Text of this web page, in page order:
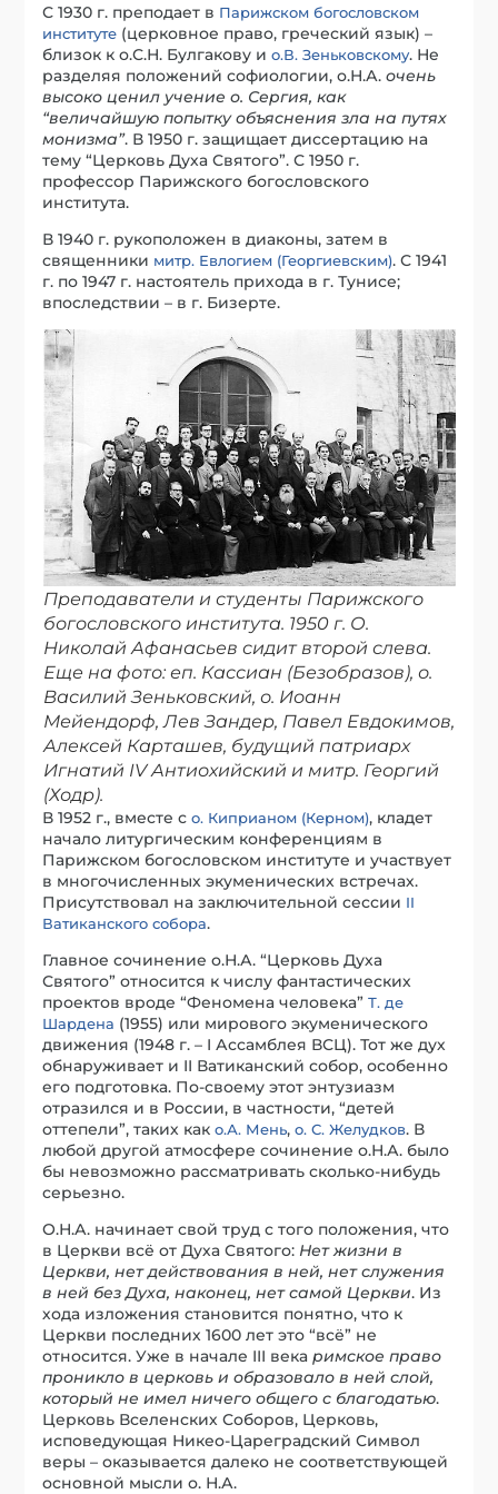
С 1930 г. преподает в Парижском богословском
институте (церковное право, греческий язык) –
близок к о.С.Н. Булгакову ио.В. Зеньковскому. Не
разделяя положений софиологии, о.Н.А.очень
высоко ценил учение о. Сергия, как
“величайшую попытку объяснения зла на путях
монизма”. В 1950 г. защищает диссертацию на
тему “Церковь Духа Святого”. С 1950 г.
профессор Парижского богословского
института.
В 1940 г. рукоположен в диаконы, затем в
священники митр. Евлогием (Георгиевским). С 1941
г. по 1947 г. настоятель прихода в г. Тунисе;
впоследствии – в г. Бизерте.
Преподаватели и студенты Парижского
богословского института. 1950 г. О.
Николай Афанасьев сидит второй слева.
Еще на фото: еп. Кассиан (Безобразов), о.
Василий Зеньковский, о. Иоанн
Мейендорф, Лев Зандер, Павел Евдокимов,
Алексей Карташев, будущий патриарх
Игнатий IV Антиохийский и митр. Георгий
(Ходр).
В 1952 г., вместе со. Киприаном (Керном), кладет
начало литургическим конференциям в
Парижском богословском институте и участвует
в многочисленных экуменических встречах.
Присутствовал на заключительной сессии II
Ватиканского собора.
Главное сочинение о.Н.А. “Церковь Духа
Святого” относится к числу фантастических
проектов вроде “Феномена человека”Т. де
Шардена (1955) или мирового экуменического
движения (1948 г. – I Ассамблея ВСЦ). Тот же дух
обнаруживает и II Ватиканский собор, особенно
его подготовка. По-своему этот энтузиазм
отразился и в России, в частности, “детей
оттепели”, таких како.А. Мень,о. С. Желудков. В
любой другой атмосфере сочинение о.Н.А. было
бы невозможно рассматривать сколько-нибудь
серьезно.
О.Н.А. начинает свой труд с того положения, что
в Церкви всё от Духа Святого: Нет жизни в
Церкви, нет действования в ней, нет служения
в ней без Духа, наконец, нет самой Церкви. Из
хода изложения становится понятно, что к
Церкви последних 1600 лет это “всё” не
относится. Уже в начале III векаримское право
проникло в церковь и образовало в ней слой,
который не имел ничего общего с благодатью.
Церковь Вселенских Соборов, Церковь,
исповедующая Никео-Цареградский Символ
веры – оказывается далеко не соответствующей
основной мысли о. Н.А.